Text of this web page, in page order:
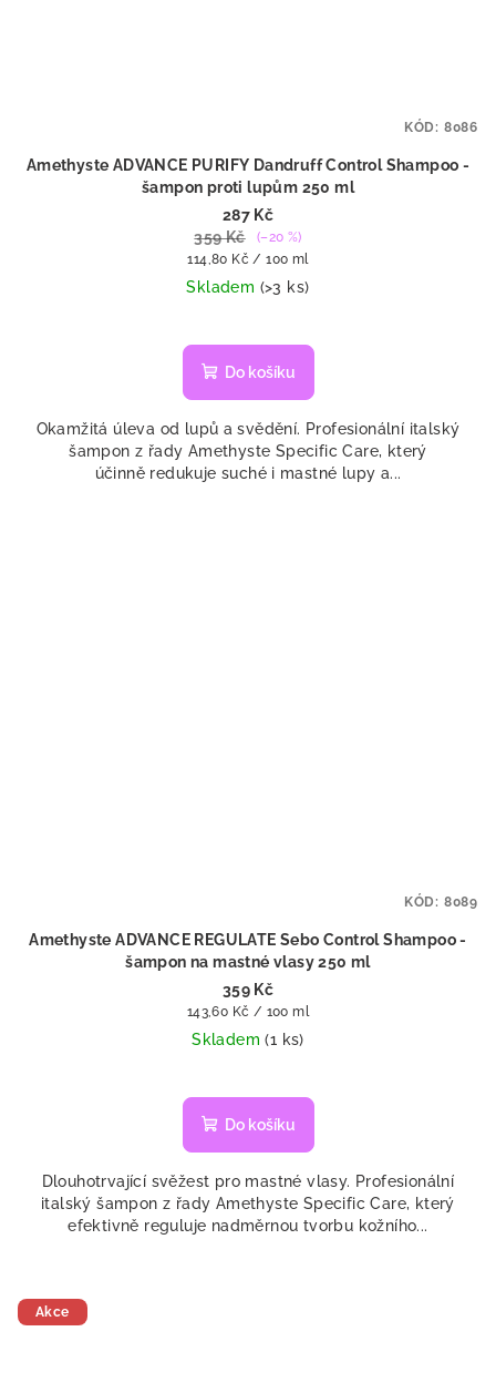
Amethyste ADVANCE PURIFY Dandruff Control Shampoo -
šampon proti lupům 250 ml
287 Kč
359 Kč
(–20 %)
Měrná
cena:
114,80 Kč / 100 ml
Skladem (>3 ks)
Do košíku
Okamžitá úleva od lupů a svědění. Profesionální italský
šampon z řady Amethyste Specific Care, který
účinně redukuje suché i mastné lupy a...
KÓD: 8086
Amethyste ADVANCE REGULATE Sebo Control Shampoo -
šampon na mastné vlasy 250 ml
359 Kč
Měrná
cena:
143,60 Kč / 100 ml
Skladem(1 ks)
Do košíku
Dlouhotrvající svěžest pro mastné vlasy. Profesionální
italský šampon z řady Amethyste Specific Care, který
efektivně reguluje nadměrnou tvorbu kožního...
KÓD: 8089
Akce